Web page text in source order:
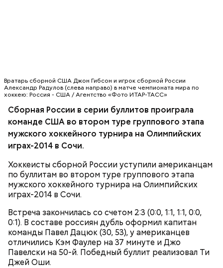
Вратарь сборной США Джон Гибсон и игрок сборной России
Александр Радулов (слева направо) в матче чемпионата мира по
хоккею: Россия - США / Агентство «Фото ИТАР-ТАСС»
Сборная России в серии буллитов проиграла
команде США во втором туре группового этапа
мужского хоккейного турнира на Олимпийских
играх-2014 в Сочи.
Хоккеисты сборной России уступили американцам
по буллитам во втором туре группового этапа
мужского хоккейного турнира на Олимпийских
играх-2014 в Сочи.
Встреча закончилась со счетом 2:3 (0:0, 1:1, 1:1, 0:0,
0:1). В составе россиян дубль оформил капитан
команды Павел Дацюк (30, 53), у американцев
отличились Кэм Фаулер на 37 минуте и Джо
Павелски на 50-й. Победный буллит реализовал Ти
Джей Оши.